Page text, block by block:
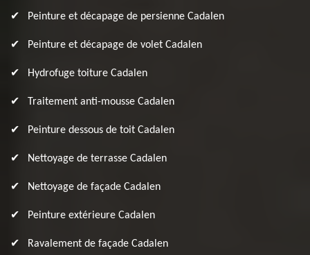
Peinture et décapage de persienne Cadalen
Peinture et décapage de volet Cadalen
Hydrofuge toiture Cadalen
Traitement anti-mousse Cadalen
Peinture dessous de toit Cadalen
Nettoyage de terrasse Cadalen
Nettoyage de façade Cadalen
Peinture extérieure Cadalen
Ravalement de façade Cadalen